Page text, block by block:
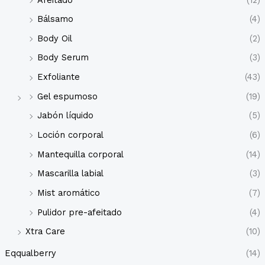
Bálsamo
(4)
Body Oil
(2)
Body Serum
(3)
Exfoliante
(43)
Gel espumoso
(19)
Jabón líquido
(5)
Loción corporal
(6)
Mantequilla corporal
(14)
Mascarilla labial
(3)
Mist aromático
(7)
Pulidor pre-afeitado
(4)
Xtra Care
(10)
Eqqualberry
(14)